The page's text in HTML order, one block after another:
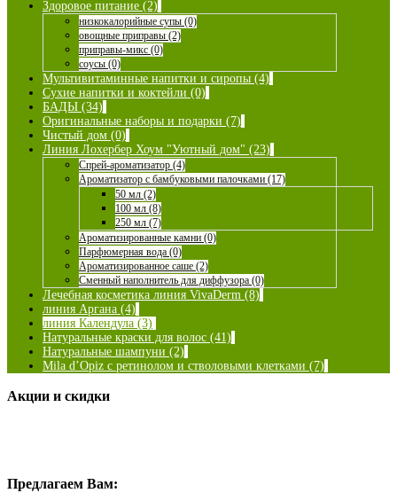
Здоровое питание (2)
низкокалорийные супы (0)
овощные приправы (2)
приправы-микс (0)
соусы (0)
Мультивитаминные напитки и сиропы (4)
Сухие напитки и коктейли (0)
БАДЫ (34)
Оригинальные наборы и подарки (7)
Чистый дом (0)
Линия Лохербер Хоум "Уютный дом" (23)
Спрей-ароматизатор (4)
Ароматизатор с бамбуковыми палочками (17)
50 мл (2)
100 мл (8)
250 мл (7)
Ароматизированные камни (0)
Парфюмерная вода (0)
Ароматизированное саше (2)
Сменный наполнитель для диффузора (0)
Лечебная косметика линия VivaDerm (8)
линия Аргана (4)
линия Календула (3)
Натуральные краски для волос (41)
Натуральные шампуни (2)
Mila d’Opiz с ретинолом и стволовыми клетками (7)
Акции и скидки
Предлагаем Вам: